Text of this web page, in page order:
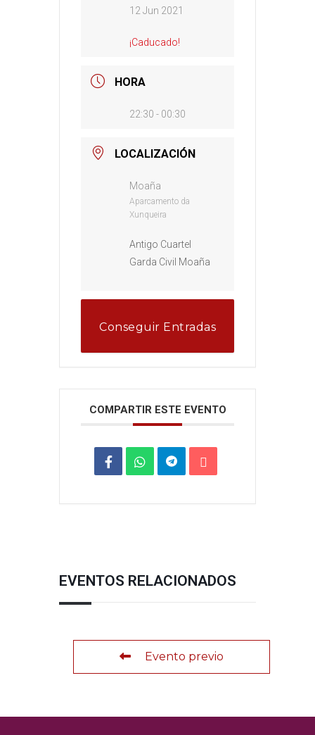
12 Jun 2021
¡Caducado!
HORA
22:30 - 00:30
LOCALIZACIÓN
Moaña
Aparcamento da
Xunqueira
Antigo Cuartel
Garda Civil Moaña
Conseguir Entradas
COMPARTIR ESTE EVENTO
EVENTOS RELACIONADOS
Evento previo